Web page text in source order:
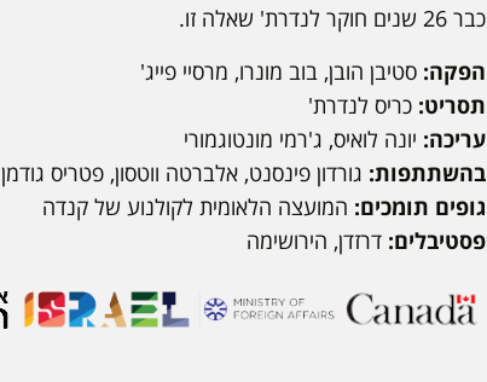
כבר 26 שנים חוקר לנדרת' שאלה זו.
הפקה: סטיבן הובן, בוב מונרו, מרסיי פייג'
תסריט: כריס לנדרת'
עריכה: יונה לואיס, ג'רמי מונטוגמורי
בהשתתפות: גורדון פינסנט, אלברטה ווטסון, פטריס גודמן
גופים תומכים: המועצה הלאומית לקולנוע של קנדה
פסטיבלים: דרזדן, הירושימה